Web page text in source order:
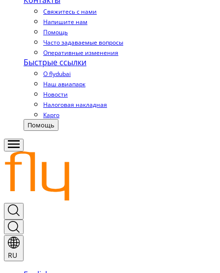
Свяжитесь с нами
Напишите нам
Помощь
Часто задаваемые вопросы
Оперативные изменения
Быстрые ссылки
О flydubai
Наш авиапарк
Новости
Налоговая накладная
Карго
Помощь
RU